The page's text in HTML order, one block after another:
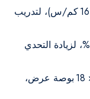
سرعة قصوى تصل إلى 10 ميل/ساعة (≈ 16 كم/س)، لتدريب
انحدار (ميل) قابل للتعديل من 0 % حتى 10 %، لزيادة التحدي
سطح جري بمقاس حوالي 55 بوصة طول × 18 بوصة عرض،